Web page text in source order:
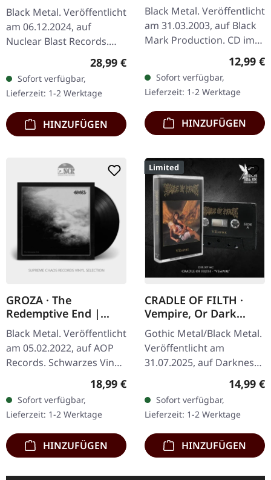
Black Metal. Veröffentlicht
am 06.12.2024, auf
Nuclear Blast Records.
Limitierte grüne Farbvinyl-
Edition, weltweit auf 1500
Exemplare limitiert.…
Regulärer Preis:
28,99 €
Sofort verfügbar,
Lieferzeit: 1-2 Werktage
HINZUFÜGEN
Black Metal. Veröffentlicht
am 31.03.2003, auf Black
Mark Production. CD im
Jewelcase. Bathory's
"Nordland II" steht als
monumentaler Pfeiler
im…
12,99 €
Sofort verfügbar,
Lieferzeit: 1-2 Werktage
HINZUFÜGEN
GROZA · The
Redemptive End |
BLACK LP
Black Metal. Veröffentlicht
am 05.02.2022, auf AOP
Records. Schwarzes Vinyl
im Gatefold-Cover mit A2-
Poster und Download-
Card. "The Redemptive
End",…
Regulärer Preis:
18,99 €
Sofort verfügbar,
Lieferzeit: 1-2 Werktage
HINZUFÜGEN
Limited
CRADLE OF FILTH ·
Vempire, Or Dark
Faerytales In
Phallustein | BLACK
TAPE
Gothic Metal/Black Metal.
Veröffentlicht am
31.07.2025, auf Darkness
Shall Rise Productions.
Schwarze Kassette, 5-
Panel-Cover, limitiert auf
500…
14,99 €
Sofort verfügbar,
Lieferzeit: 1-2 Werktage
HINZUFÜGEN